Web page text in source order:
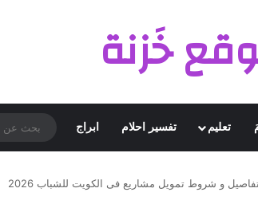
خَزنة
تعليم تفسير احلام ابراج
و شروط تمويل مشاريع فى الكويت للشباب 2026